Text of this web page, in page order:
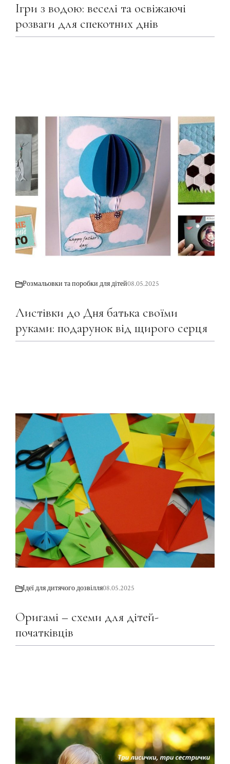
Ігри з водою: веселі та освіжаючі
розваги для спекотних днів
Розмальовки та поробки для дітей08.05.2025
Листівки до Дня батька своїми
руками: подарунок від щирого серця
Ідеї для дитячого дозвілля08.05.2025
Оригамі – схеми для дітей-
початківців